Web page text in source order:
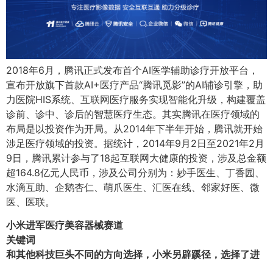
2018年6月，腾讯正式发布首个AI医学辅助诊疗开放平台，
宣布开放旗下首款AI+医疗产品“腾讯觅影”的AI辅诊引擎，助
力医院HIS系统、互联网医疗服务实现智能化升级，构建覆盖
诊前、诊中、诊后的智慧医疗生态。其实腾讯在医疗领域的
布局是以投资作为开局。从2014年下半年开始，腾讯就开始
涉足医疗领域的投资。据统计，2014年9月2日至2021年2月
9日，腾讯累计参与了18起互联网大健康的投资，涉及总金额
超164.8亿元人民币，涉及公司分别为：妙手医生、丁香园、
水滴互助、企鹅杏仁、萌爪医生、汇医在线、邻家好医、微
医、医联。
小米进军医疗美容器械赛道
关键词
和其他科技巨头不同的方向选择，小米另辟蹊径，选择了进